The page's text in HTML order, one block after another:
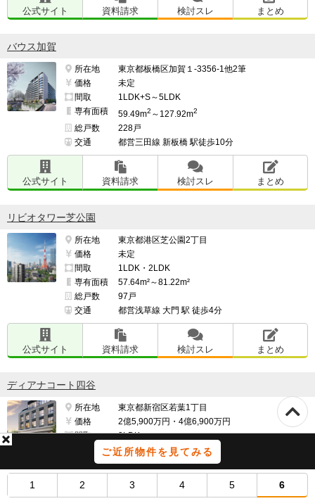
ご近所物件を見てみる
1 2 3 4 5 6
公式サイト 資料請求 検討スレ まとめ
バウス加賀
所在地
東京都板橋区加賀１-3356-1他2筆
価格
未定
間取
1LDK+S～5LDK
専有面積
59.49m2 ～127.92m2
総戸数
228戸
交通
都営三田線 新板橋 駅徒歩10分
公式サイト 資料請求 検討スレ まとめ
リビオタワー芝公園
所在地
東京都港区芝公園2丁目
価格
未定
間取
1LDK・2LDK
専有面積
57.64m²～81.22m²
総戸数
97戸
交通
都営浅草線 大門 駅 徒歩4分
公式サイト 資料請求 検討スレ まとめ
ディアナコート四谷
所在地
東京都新宿区若葉1丁目
価格
2億5,900万円・4億6,900万円
間取
3LDK
専有面積
68.59m²・90.22m²
総戸数
16戸